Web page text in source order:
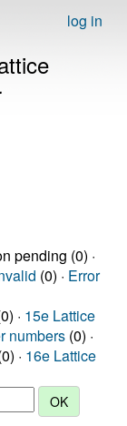
log in
pending (0) ·
(0) · Error
· 15e Lattice
numbers (0) ·
· 16e Lattice